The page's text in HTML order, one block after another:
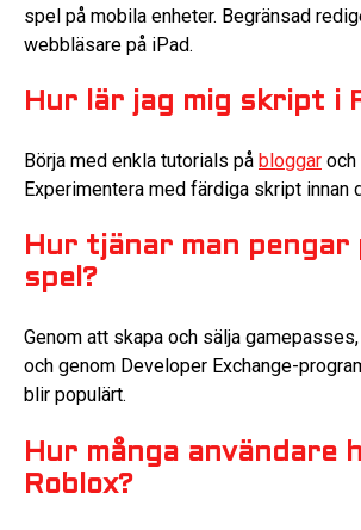
spel på mobila enheter. Begränsad
webbläsare på iPad.
Hur lär jag mig skript i
Börja med enkla tutorials på bloggar och
Experimentera med färdiga skript innan
Hur tjänar man pengar
spel?
Genom att skapa och sälja
och genom Developer Exchange-
blir populärt.
Hur många användare
Roblox?